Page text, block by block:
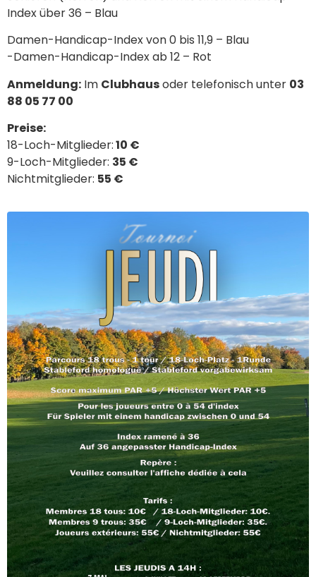
Index über 36 – Blau
Damen-Handicap-Index von 0 bis 11,9 – Blau
-Damen-Handicap-Index ab 12 – Rot
Anmeldung: Im Clubhausoder telefonisch unter 03
88 05 77 00
Preise:
18-Loch-Mitglieder:10 €
9-Loch-Mitglieder: 35 €
Nichtmitglieder: 55 €